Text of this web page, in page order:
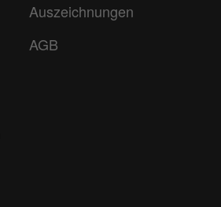
Auszeichnungen
AGB